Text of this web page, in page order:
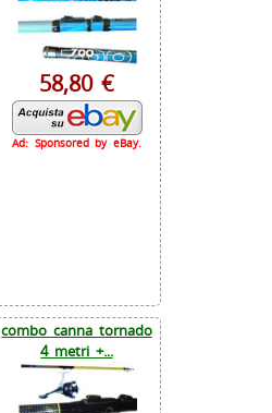
58,80 €
Ad: Sponsored by eBay.
combo canna tornado
4 metri +...